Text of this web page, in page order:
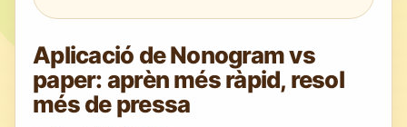
Aplicació de Nonogram vs
paper: aprèn més ràpid, resol
més de pressa